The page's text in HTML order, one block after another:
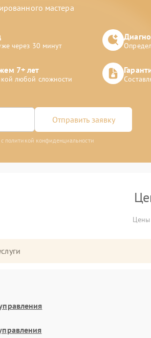
мастера
через 30 минут
7+ лет
любой сложности
Отправить заявку
политикой конфиденциальности
Цены